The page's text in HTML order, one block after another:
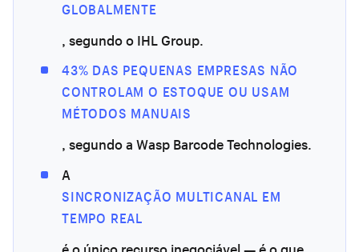
GLOBALMENTE
, segundo o IHL Group.
43% DAS PEQUENAS EMPRESAS NÃO
CONTROLAM O ESTOQUE OU USAM
MÉTODOS MANUAIS
, segundo a Wasp Barcode Technologies.
A
SINCRONIZAÇÃO MULTICANAL EM
TEMPO REAL